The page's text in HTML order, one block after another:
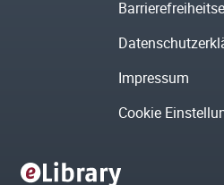
Impressum
Cookie